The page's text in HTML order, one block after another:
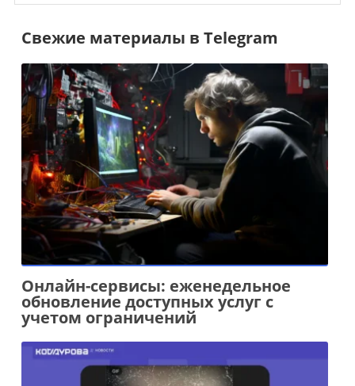
Свежие материалы в Telegram
Онлайн-сервисы: еженедельное
обновление доступных услуг с
учетом ограничений